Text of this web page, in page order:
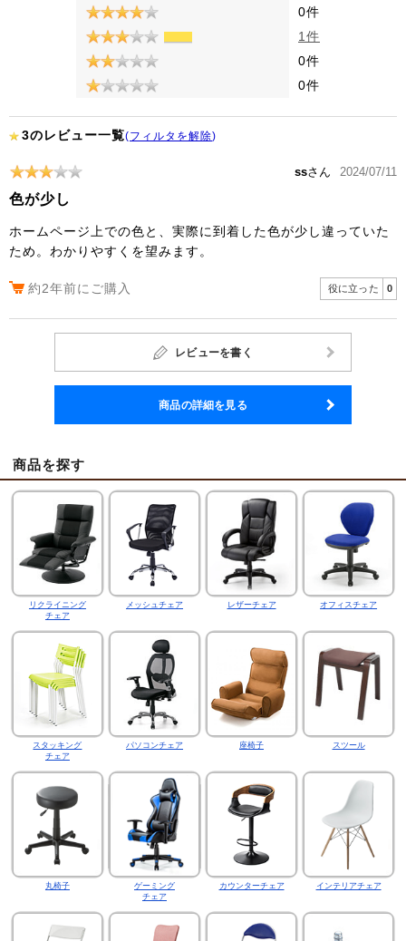
0件
1件
0件
0件
3のレビュー一覧(フィルタを解除)
ssさん 2024/07/11
色が少し
ホームページ上での色と、実際に到着した色が少し違っていた
ため。わかりやすくを望みます。
約2年前にご購入 役に立った 0
レビューを書く
商品の詳細を見る
商品を探す
リクライニング
チェア
メッシュチェア レザーチェア オフィスチェア
スタッキング
チェア
パソコンチェア 座椅子 スツール
丸椅子
ゲーミング
チェア
カウンターチェア インテリアチェア